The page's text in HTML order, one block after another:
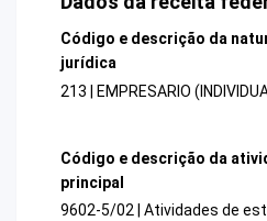
Código e descrição da
jurídica
213 | EMPRESARIO
Código e descrição da
principal
9602-5/02 | Atividades de